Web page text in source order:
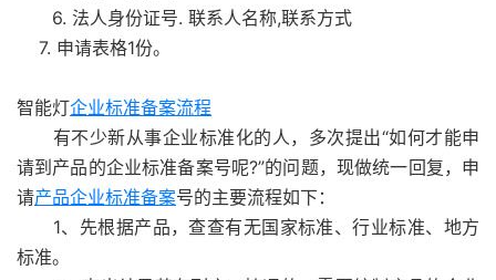
6. 法人身份证号. 联系人名称,联系方式
7. 申请表格1份。
智能灯企业标准备案流程
有不少新从事企业标准化的人，多次提出“如何才能申
请到产品的企业标准备案号呢?”的问题，现做统一回复，申
请产品企业标准备案号的主要流程如下：
1、先根据产品，查查有无国家标准、行业标准、地方
标准。